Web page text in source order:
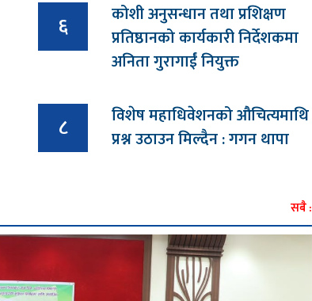
६
कोशी अनुसन्धान तथा प्रशिक्षण
प्रतिष्ठानको कार्यकारी निर्देशकमा
अनिता गुरागाईं नियुक्त
८
विशेष महाधिवेशनको औचित्यमाथि
प्रश्न उठाउन मिल्दैन : गगन थापा
सबै :